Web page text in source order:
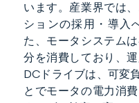
います。産業界では
ションの採用・導入
た、モータシステム
分を消費しており、
DCドライブは、可変
とでモータの電力消